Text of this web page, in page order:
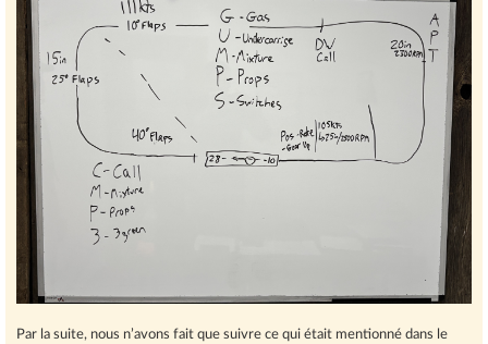
Par la suite, nous n’avons fait que suivre ce qui était mentionné dans le